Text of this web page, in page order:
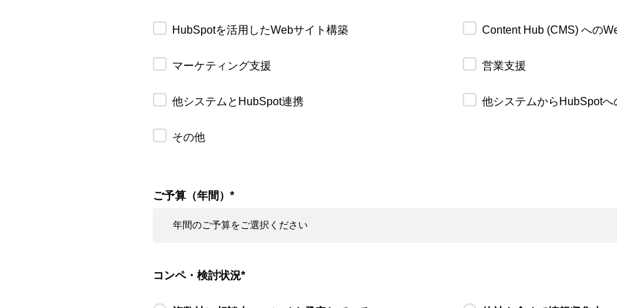
HubSpotを活用したWebサイト構築 Content Hub (CMS) への
マーケティング支援 営業支援
他システムとHubSpot連携 他システムからHubSpotへ
その他
ご予算（年間） *
コンペ・検討状況*